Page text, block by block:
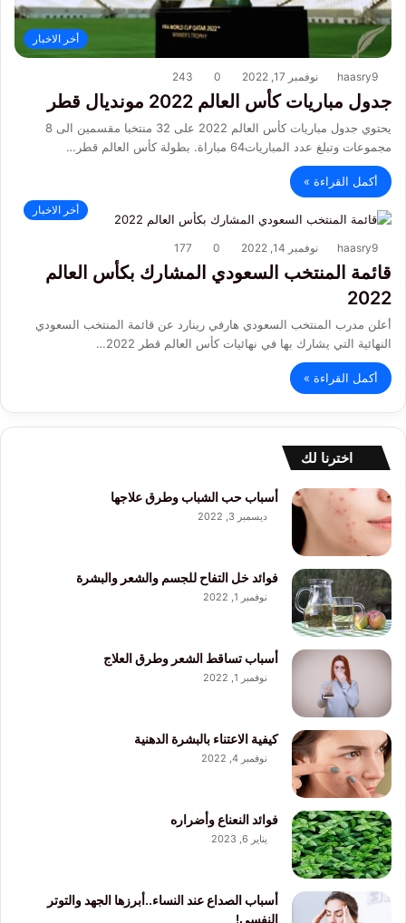
أخر الاخبار
haasry9 نوفمبر 17, 2022 0
243
جدول مباريات كأس العالم 2022 مونديال قطر
يحتوي جدول مباريات كأس العالم 2022 على 32 منتخبا مقسمين الى 8
مجموعات وتبلغ عدد المباريات64 مباراة. بطولة كأس العالم قطر…
أكمل القراءة »
أخر الاخبار
haasry9 نوفمبر 14, 2022 0
177
قائمة المنتخب السعودي المشارك بكأس العالم
2022
أعلن مدرب المنتخب السعودي هارفي رينارد عن قائمة المنتخب السعودي
النهائية التي يشارك بها في نهائيات كأس العالم قطر 2022…
أكمل القراءة »
اخترنا لك
أسباب حب الشباب وطرق علاجها
ديسمبر 3, 2022
فوائد خل التفاح للجسم والشعر والبشرة
نوفمبر 1, 2022
أسباب تساقط الشعر وطرق العلاج
نوفمبر 1, 2022
كيفية الاعتناء بالبشرة الدهنية
نوفمبر 4, 2022
فوائد النعناع وأضراره
يناير 6, 2023
أسباب الصداع عند النساء..أبرزها الجهد والتوتر
النفسي!